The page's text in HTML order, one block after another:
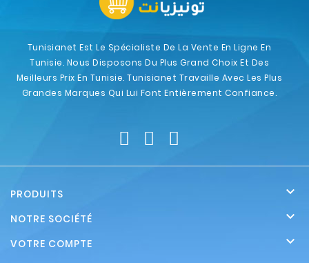
Tunisianet Est Le Spécialiste De La Vente En Ligne En
Tunisie. Nous Disposons Du Plus Grand Choix Et Des
Meilleurs Prix En Tunisie. Tunisianet Travaille Avec Les Plus
Grandes Marques Qui Lui Font Entièrement Confiance.
PRODUITS 
NOTRE SOCIÉTÉ 
VOTRE COMPTE 